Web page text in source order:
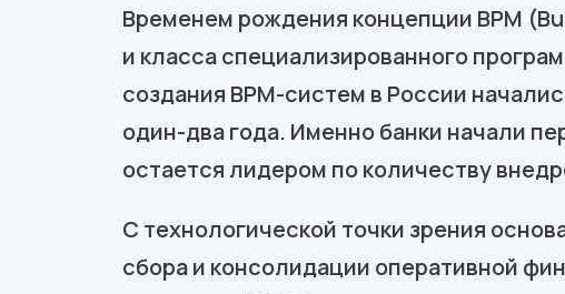
Временем рождения концепции BPM
и класса специализированного
создания BPM-систем в России
один-два года. Именно банки начали
остается лидером по количеству
С технологической точки зрения
сбора и консолидации оперативной